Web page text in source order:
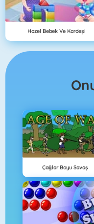
Hazel Bebek Ve Kardeşi
Çağlar Boyu Savaş